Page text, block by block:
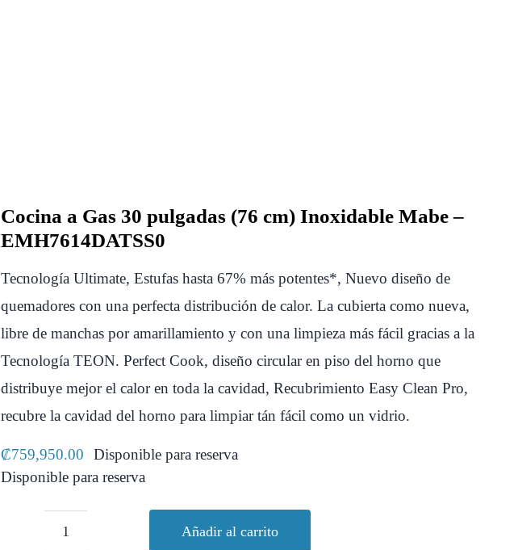
Cocina a Gas 30 pulgadas (76 cm) Inoxidable Mabe –
EMH7614DATSS0
Tecnología Ultimate, Estufas hasta 67% más potentes*, Nuevo diseño de
quemadores con una perfecta distribución de calor. La cubierta como nueva,
libre de manchas por amarillamiento y con una limpieza más fácil gracias a la
Tecnología TEON. Perfect Cook, diseño circular en piso del horno que
distribuye mejor el calor en toda la cavidad, Recubrimiento Easy Clean Pro,
recubre la cavidad del horno para limpiar tán fácil como un vidrio.
₡759,950.00
Disponible para reserva
Disponible para reserva
Añadir al carrito